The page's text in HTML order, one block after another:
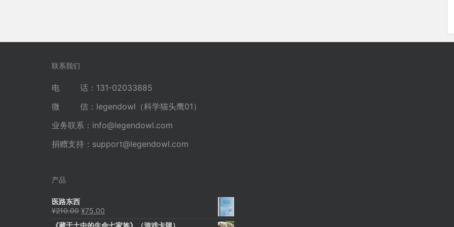
联系我们
电 话：131-02033885
微 信：legendowl（科学猫头鹰01）
业务联系： info@legendowl.com
捐赠支持： support@legendowl.com
产品
医路东西
¥210.00 原
¥75.00